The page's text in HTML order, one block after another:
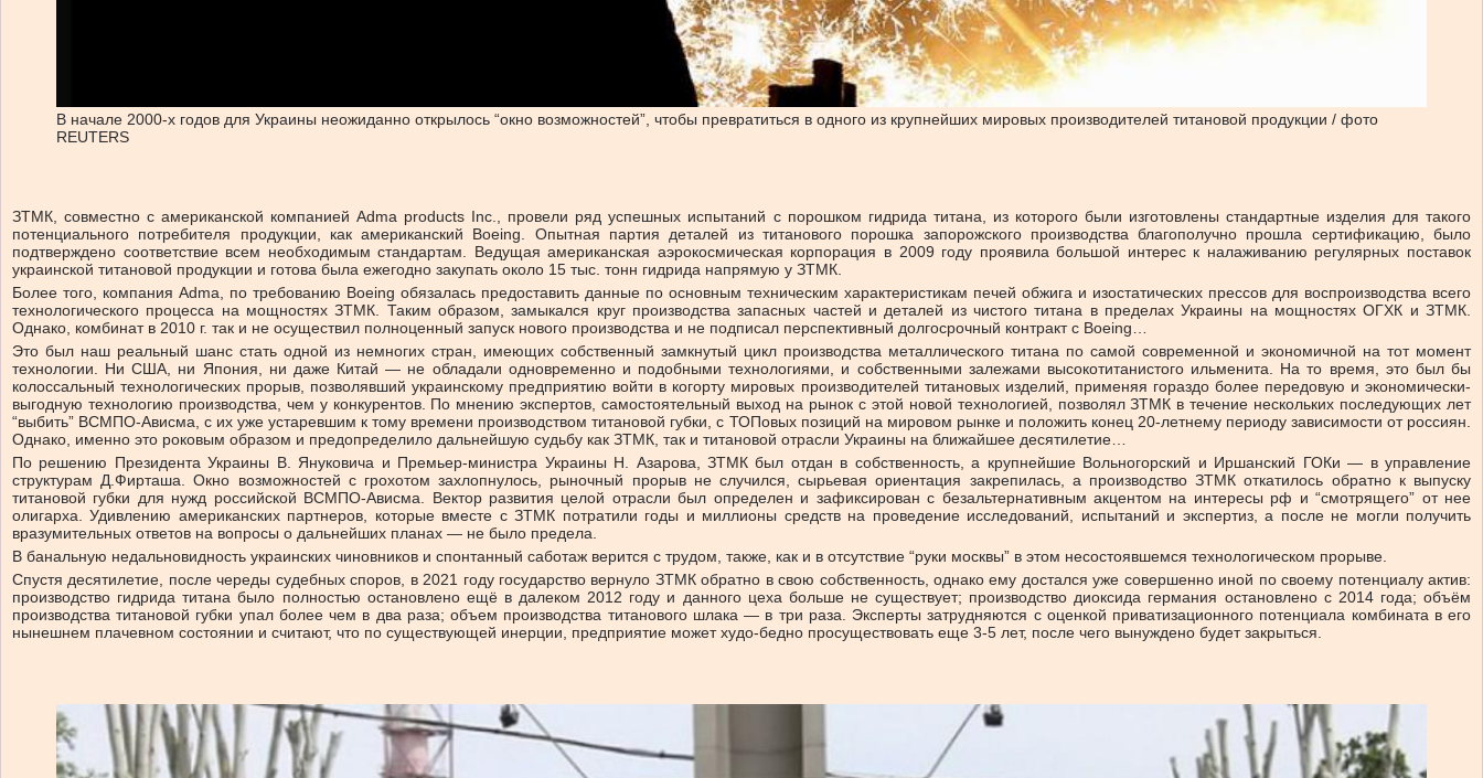
В начале 2000-х годов для Украины неожиданно открылось “окно возможностей”, чтобы превратиться в одного из крупнейших мировых производителей титановой продукции / фото
REUTERS
ЗТМК, совместно с американской компанией Adma products Inc., провели ряд успешных испытаний с порошком гидрида титана, из которого были изготовлены стандартные изделия для такого
потенциального потребителя продукции, как американский Boeing. Опытная партия деталей из титанового порошка запорожского производства благополучно прошла сертификацию, было
подтверждено соответствие всем необходимым стандартам. Ведущая американская аэрокосмическая корпорация в 2009 году проявила большой интерес к налаживанию регулярных поставок
украинской титановой продукции и готова была ежегодно закупать около 15 тыс. тонн гидрида напрямую у ЗТМК.
Более того, компания Adma, по требованию Boeing обязалась предоставить данные по основным техническим характеристикам печей обжига и изостатических прессов для воспроизводства всего
технологического процесса на мощностях ЗТМК. Таким образом, замыкался круг производства запасных частей и деталей из чистого титана в пределах Украины на мощностях ОГХК и ЗТМК.
Однако, комбинат в 2010 г. так и не осуществил полноценный запуск нового производства и не подписал перспективный долгосрочный контракт с Boeing…
Это был наш реальный шанс стать одной из немногих стран, имеющих собственный замкнутый цикл производства металлического титана по самой современной и экономичной на тот момент
технологии. Ни США, ни Япония, ни даже Китай — не обладали одновременно и подобными технологиями, и собственными залежами высокотитанистого ильменита. На то время, это был бы
колоссальный технологических прорыв, позволявший украинскому предприятию войти в когорту мировых производителей титановых изделий, применяя гораздо более передовую и экономически-
выгодную технологию производства, чем у конкурентов. По мнению экспертов, самостоятельный выход на рынок с этой новой технологией, позволял ЗТМК в течение нескольких последующих лет
“выбить” ВСМПО-Ависма, с их уже устаревшим к тому времени производством титановой губки, с ТОПовых позиций на мировом рынке и положить конец 20-летнему периоду зависимости от россиян.
Однако, именно это роковым образом и предопределило дальнейшую судьбу как ЗТМК, так и титановой отрасли Украины на ближайшее десятилетие…
По решению Президента Украины В. Януковича и Премьер-министра Украины Н. Азарова, ЗТМК был отдан в собственность, а крупнейшие Вольногорский и Иршанский ГОКи — в управление
структурам Д.Фирташа. Окно возможностей с грохотом захлопнулось, рыночный прорыв не случился, сырьевая ориентация закрепилась, а производство ЗТМК откатилось обратно к выпуску
титановой губки для нужд российской ВСМПО-Ависма. Вектор развития целой отрасли был определен и зафиксирован с безальтернативным акцентом на интересы рф и “смотрящего” от нее
олигарха. Удивлению американских партнеров, которые вместе с ЗТМК потратили годы и миллионы средств на проведение исследований, испытаний и экспертиз, а после не могли получить
вразумительных ответов на вопросы о дальнейших планах — не было предела.
В банальную недальновидность украинских чиновников и спонтанный саботаж верится с трудом, также, как и в отсутствие “руки москвы” в этом несостоявшемся технологическом прорыве.
Спустя десятилетие, после череды судебных споров, в 2021 году государство вернуло ЗТМК обратно в свою собственность, однако ему достался уже совершенно иной по своему потенциалу актив:
производство гидрида титана было полностью остановлено ещё в далеком 2012 году и данного цеха больше не существует; производство диоксида германия остановлено с 2014 года; объём
производства титановой губки упал более чем в два раза; объем производства титанового шлака — в три раза. Эксперты затрудняются с оценкой приватизационного потенциала комбината в его
нынешнем плачевном состоянии и считают, что по существующей инерции, предприятие может худо-бедно просуществовать еще 3-5 лет, после чего вынуждено будет закрыться.